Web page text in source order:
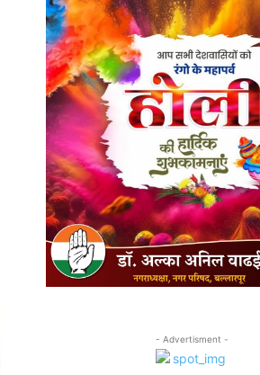
- Advertisment -